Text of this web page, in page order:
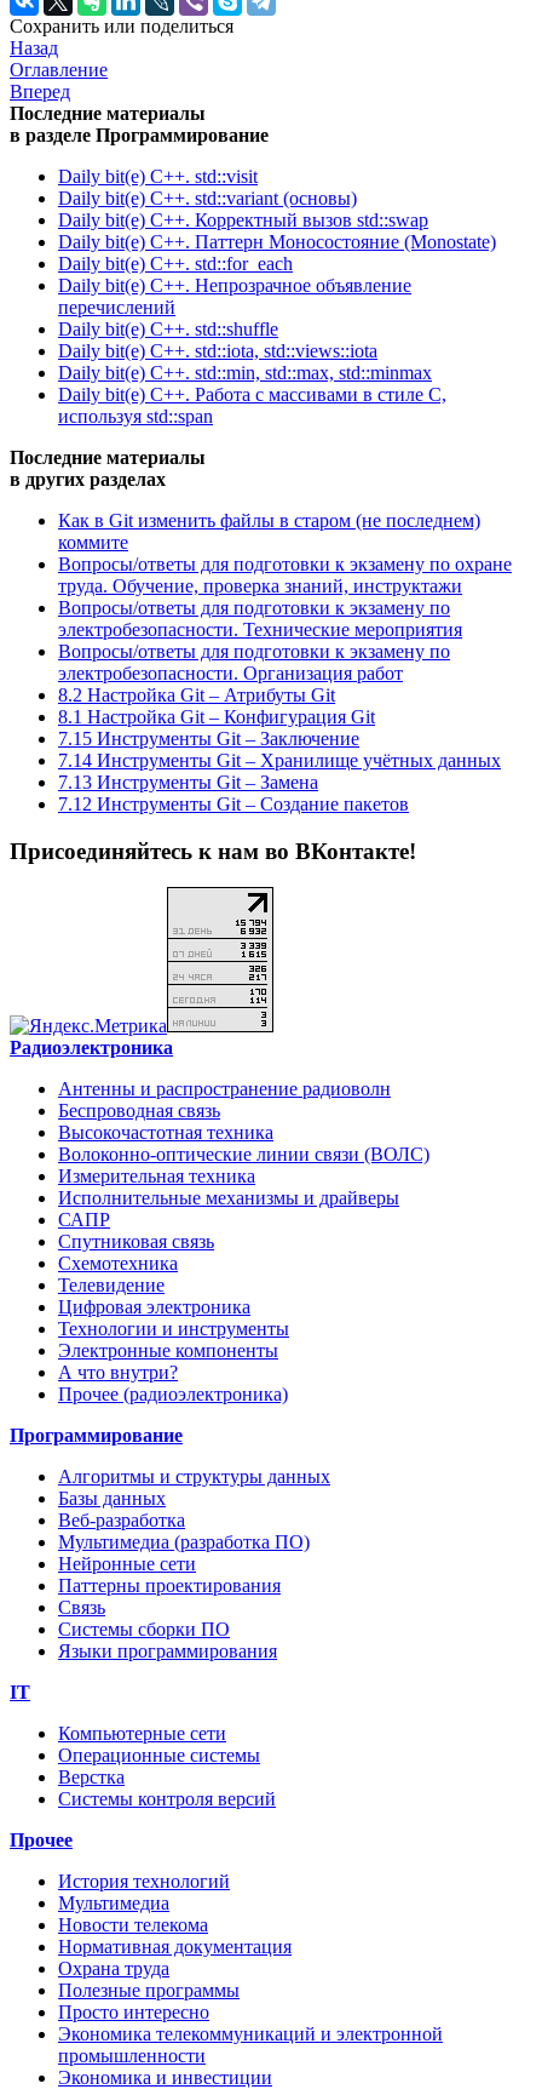
Сохранить или поделиться
Назад
Оглавление
Вперед
Последние материалы
в разделе Программирование
Daily bit(e) C++. std::visit
Daily bit(e) C++. std::variant (основы)
Daily bit(e) C++. Корректный вызов std::swap
Daily bit(e) C++. Паттерн Моносостояние (Monostate)
Daily bit(e) C++. std::for_each
Daily bit(e) C++. Непрозрачное объявление
перечислений
Daily bit(e) C++. std::shuffle
Daily bit(e) C++. std::iota, std::views::iota
Daily bit(e) C++. std::min, std::max, std::minmax
Daily bit(e) C++. Работа с массивами в стиле C,
используя std::span
Последние материалы
в других разделах
Как в Git изменить файлы в старом (не последнем)
коммите
Вопросы/ответы для подготовки к экзамену по охране
труда. Обучение, проверка знаний, инструктажи
Вопросы/ответы для подготовки к экзамену по
электробезопасности. Технические мероприятия
Вопросы/ответы для подготовки к экзамену по
электробезопасности. Организация работ
8.2 Настройка Git – Атрибуты Git
8.1 Настройка Git – Конфигурация Git
7.15 Инструменты Git – Заключение
7.14 Инструменты Git – Хранилище учётных данных
7.13 Инструменты Git – Замена
7.12 Инструменты Git – Создание пакетов
Присоединяйтесь к нам во ВКонтакте!
Радиоэлектроника
Антенны и распространение радиоволн
Беспроводная связь
Высокочастотная техника
Волоконно-оптические линии связи (ВОЛС)
Измерительная техника
Исполнительные механизмы и драйверы
САПР
Спутниковая связь
Схемотехника
Телевидение
Цифровая электроника
Технологии и инструменты
Электронные компоненты
А что внутри?
Прочее (радиоэлектроника)
Программирование
Алгоритмы и структуры данных
Базы данных
Веб-разработка
Мультимедиа (разработка ПО)
Нейронные сети
Паттерны проектирования
Связь
Системы сборки ПО
Языки программирования
IT
Компьютерные сети
Операционные системы
Верстка
Системы контроля версий
Прочее
История технологий
Мультимедиа
Новости телекома
Нормативная документация
Охрана труда
Полезные программы
Просто интересно
Экономика телекоммуникаций и электронной
промышленности
Экономика и инвестиции